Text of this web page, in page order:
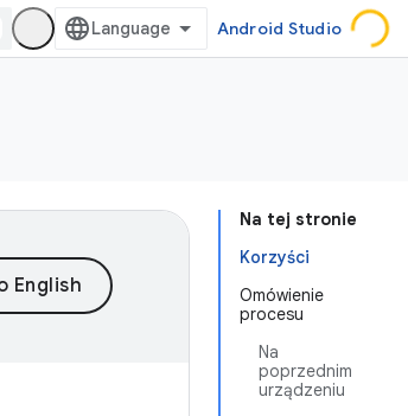
Android Studio
Na tej stronie
Korzyści
Omówienie
procesu
Na
poprzednim
urządzeniu